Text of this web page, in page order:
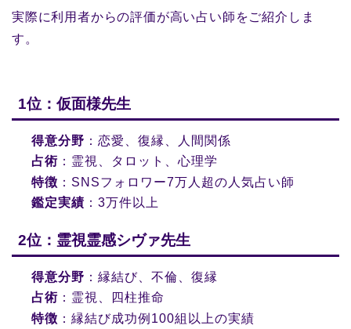
実際に利用者からの評価が高い占い師をご紹介しま
す。
1位：仮面様先生
得意分野 ：恋愛、復縁、人間関係
占術 ：霊視、タロット、心理学
特徴 ：SNSフォロワー7万人超の人気占い師
鑑定実績 ：3万件以上
2位：霊視霊感シヴァ先生
得意分野 ：縁結び、不倫、復縁
占術 ：霊視、四柱推命
特徴 ：縁結び成功例100組以上の実績